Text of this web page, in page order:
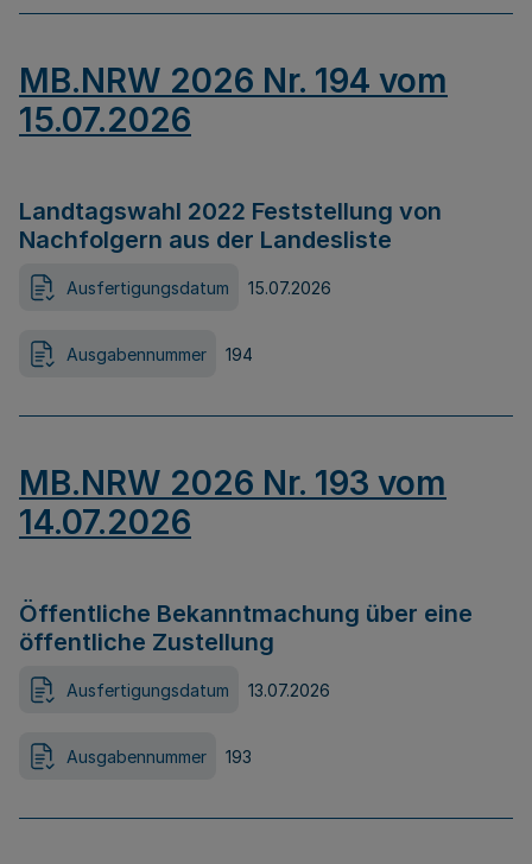
MB.NRW 2026 Nr. 194 vom
15.07.2026
Landtagswahl 2022 Feststellung von
Nachfolgern aus der Landesliste
Ausfertigungsdatum 15.07.2026
Ausgabennummer 194
MB.NRW 2026 Nr. 193 vom
14.07.2026
Öffentliche Bekanntmachung über eine
öffentliche Zustellung
Ausfertigungsdatum 13.07.2026
Ausgabennummer 193